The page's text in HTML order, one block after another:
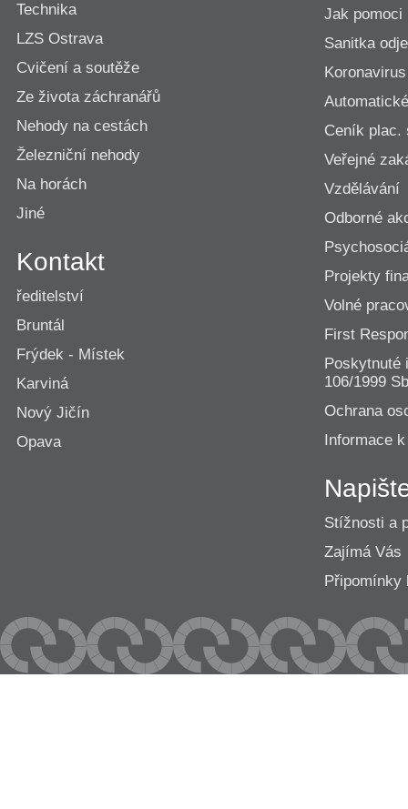
Technika
LZS Ostrava
Cvičení a soutěže
Ze života záchranářů
Nehody na cestách
Železniční nehody
Na horách
Jiné
Kontakt
ředitelství
Bruntál
Frýdek - Místek
Karviná
Nový Jičín
Opava
Jak pomoci
Sanitka
Koronavirus
Ceník plac.
Veřejné
Vzdělávání
Odborné
Projekty
Volné
First
Poskytnuté
106/1999
Ochrana
Informace
Stížnosti a
Zajímá Vás
Připomínky